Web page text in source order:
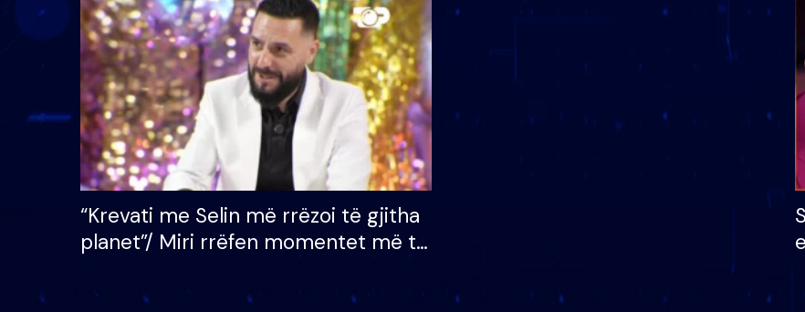
çmimin e madh prej 100
mijë eurosh
dhe humb
të fituar çmimin e
“Krevati me Selin më rrëzoi të gjitha
planet”/ Miri rrëfen momentet më të
mungojë zilja e mëngjesit kur…